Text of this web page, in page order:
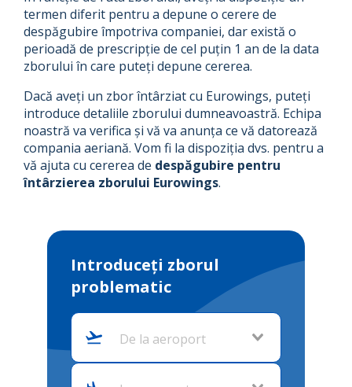
termen diferit pentru a depune o cerere de
despăgubire împotriva companiei, dar există o
perioadă de prescripție de cel puțin 1 an de la data
zborului în care puteți depune cererea.
Dacă aveți un zbor întârziat cu Eurowings, puteți
introduce detaliile zborului dumneavoastră. Echipa
noastră va verifica și vă va anunța ce vă datorează
compania aeriană. Vom fi la dispoziția dvs. pentru a
vă ajuta cu cererea de despăgubire pentru
întârzierea zborului Eurowings.
Introduceți zborul
problematic
De la aeroport